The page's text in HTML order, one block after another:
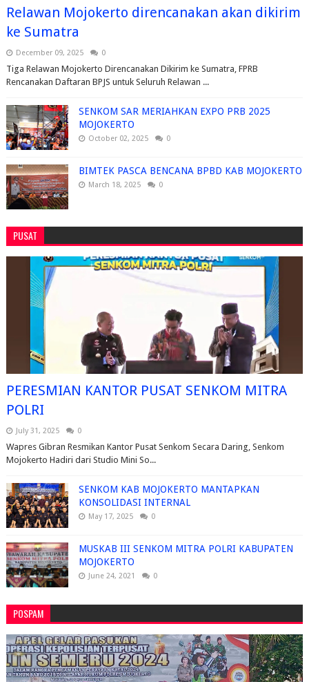
Relawan Mojokerto direncanakan akan dikirim
ke Sumatra
December 09, 2025 0
Tiga Relawan Mojokerto Direncanakan Dikirim ke Sumatra, FPRB
Rencanakan Daftaran BPJS untuk Seluruh Relawan ...
SENKOM SAR MERIAHKAN EXPO PRB 2025
MOJOKERTO
October 02, 2025 0
BIMTEK PASCA BENCANA BPBD KAB MOJOKERTO
March 18, 2025 0
PUSAT
PERESMIAN KANTOR PUSAT SENKOM MITRA
POLRI
July 31, 2025 0
Wapres Gibran Resmikan Kantor Pusat Senkom Secara Daring, Senkom
Mojokerto Hadiri dari Studio Mini So...
SENKOM KAB MOJOKERTO MANTAPKAN
KONSOLIDASI INTERNAL
May 17, 2025 0
MUSKAB III SENKOM MITRA POLRI KABUPATEN
MOJOKERTO
June 24, 2021 0
POSPAM